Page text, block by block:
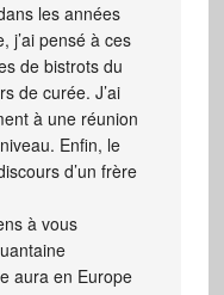
les années
j’ai pensé à ces
de bistrots du
de curée. J’ai
à une réunion
Enfin, le
d’un frère
à vous
aura en Europe